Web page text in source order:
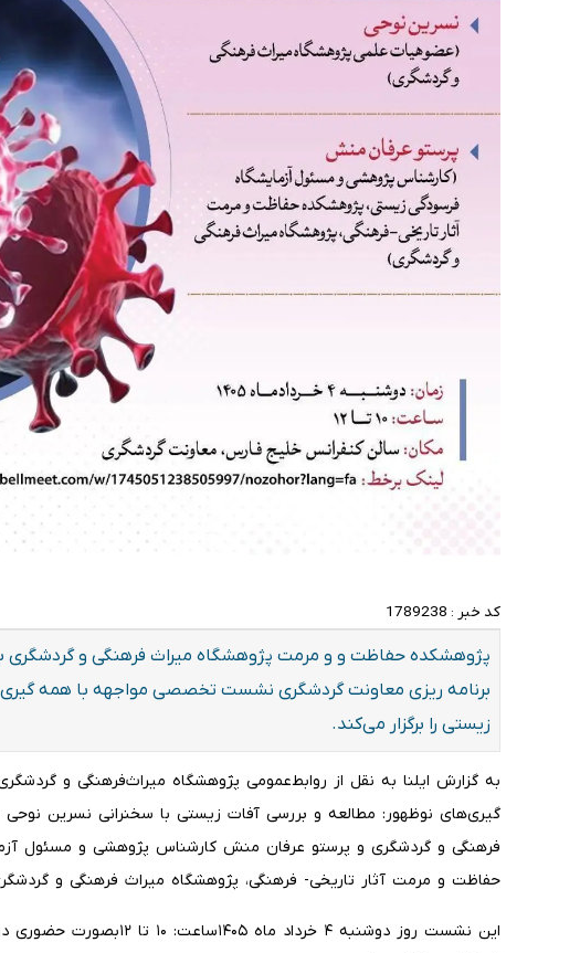
کد خبر : 1789238
پژوهشکده حفاظت و و مرمت پژوهشگاه میراث فرهنگی و گردشگری
برنامه ریزی معاونت گردشگری نشست تخصصی مواجهه با همه
زیستی را برگزار می‌کند.
به گزارش ایلنا به نقل از روابط‌عمومی پژوهشگاه میراث‌فرهنگی و
گیری‌های نوظهور: مطالعه و بررسی آفات زیستی با سخنرانی نسرین
فرهنگی و گردشگری و پرستو عرفان منش کارشناس پژوهشی و مسئول
حفاظت و مرمت آثار تاریخی- فرهنگی، پژوهشگاه میراث فرهنگی و
این نشست روز دوشنبه ۴ خرداد